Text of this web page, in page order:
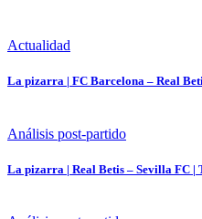
Actualidad
La pizarra | FC Barcelona – Real
Análisis post-partido
La pizarra | Real Betis – Sevilla FC |